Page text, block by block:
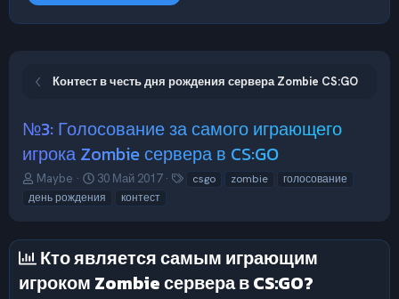
Контест в честь дня рождения сервера Zombie CS:GO
№3: Голосование за самого играющего
игрока Zombie сервера в CS:GO
А
в
т
р
м
Maybe
Д
а
т
н
а
а
30 Май 2017
Т csgo zombie
голосование
день рождения
контест
Кто является самым играющим
игроком Zombie сервера в CS:GO?